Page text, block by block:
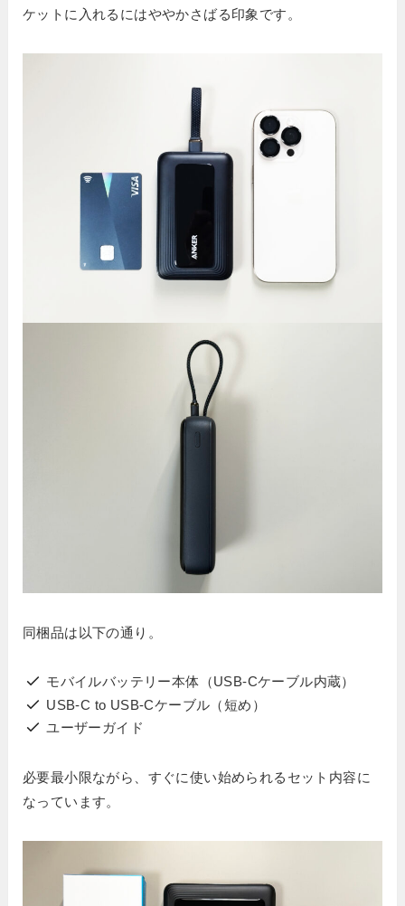
ケットに入れるにはややかさばる印象です。
同梱品は以下の通り。
モバイルバッテリー本体（USB-Cケーブル内蔵）
USB-C to USB-Cケーブル（短め）
ユーザーガイド
必要最小限ながら、すぐに使い始められるセット内容に
なっています。